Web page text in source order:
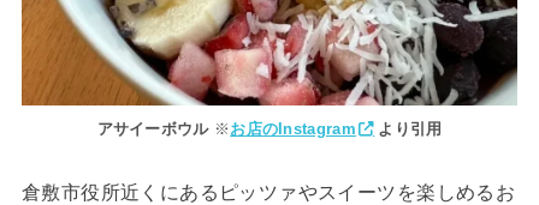
アサイーボウル※ お店のInstagram より引用
倉敷市役所近くにあるピッツァやスイーツを楽しめるお